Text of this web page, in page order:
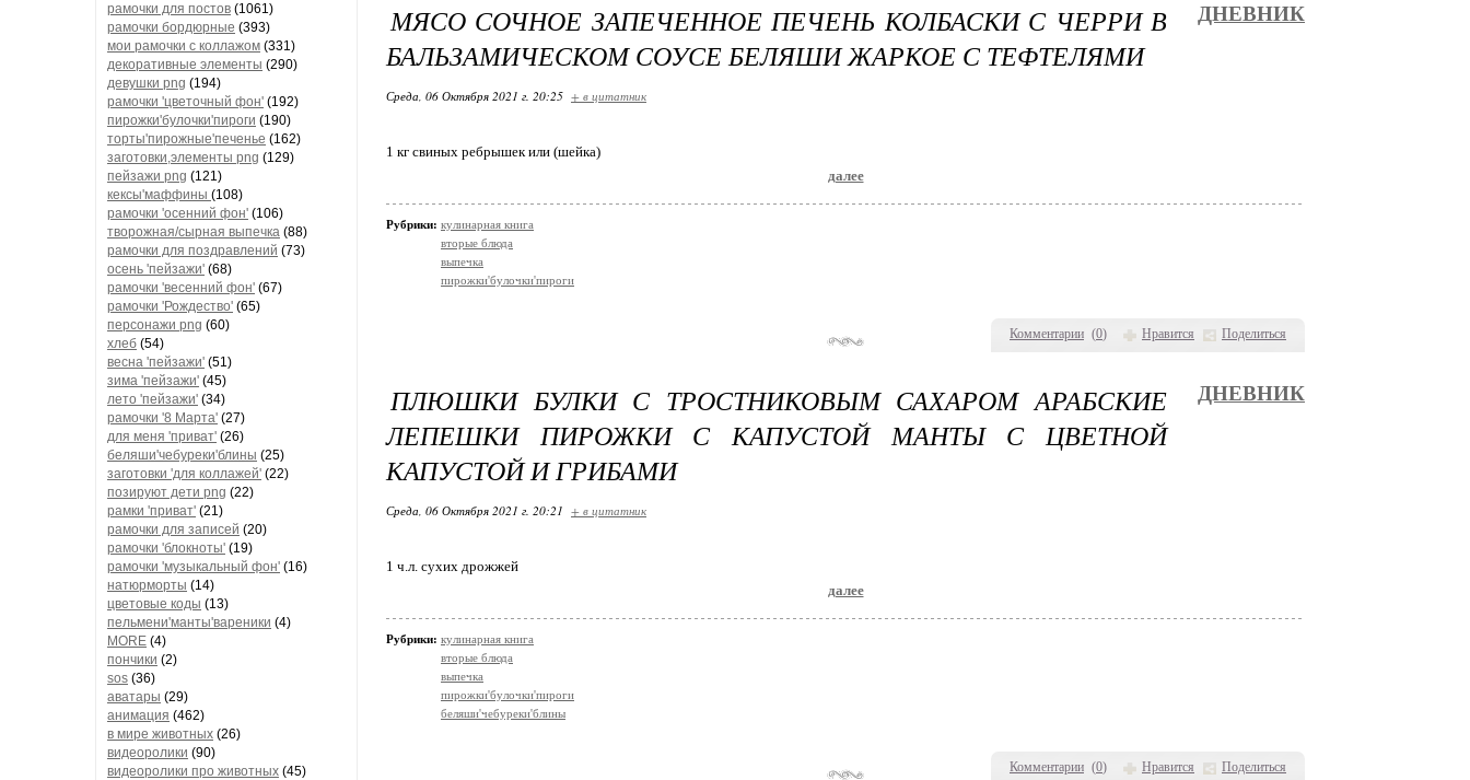
рамочки для постов (1061)
рамочки бордюрные (393)
мои рамочки с коллажом (331)
декоративные элементы (290)
девушки png (194)
рамочки 'цветочный фон' (192)
пирожки'булочки'пироги (190)
торты'пирожные'печенье (162)
заготовки,элементы png (129)
пейзажи png (121)
кексы'маффины (108)
рамочки 'осенний фон' (106)
творожная/сырная выпечка (88)
рамочки для поздравлений (73)
осень 'пейзажи' (68)
рамочки 'весенний фон' (67)
рамочки 'Рождество' (65)
персонажи png (60)
хлеб (54)
весна 'пейзажи' (51)
зима 'пейзажи' (45)
лето 'пейзажи' (34)
рамочки '8 Марта' (27)
для меня 'приват' (26)
беляши'чебуреки'блины (25)
заготовки 'для коллажей' (22)
позируют дети png (22)
рамки 'приват' (21)
рамочки для записей (20)
рамочки 'блокноты' (19)
рамочки 'музыкальный фон' (16)
натюрморты (14)
цветовые коды (13)
пельмени'манты'вареники (4)
MORE (4)
пончики (2)
sos (36)
аватары (29)
анимация (462)
в мире животных (26)
видеоролики (90)
видеоролики про животных (45)
Комментарии (0) Нравится Поделиться
МЯСО СОЧНОЕ ЗАПЕЧЕННОЕ ПЕЧЕНЬ КОЛБАСКИ С ЧЕРРИ В
БАЛЬЗАМИЧЕСКОМ СОУСЕ БЕЛЯШИ ЖАРКОЕ С ТЕФТЕЛЯМИ
ДНЕВНИК
Среда, 06 Октября 2021 г. 20:25 + в цитатник
1 кг свиных ребрышек или (шейка)
далее
Рубрики: кулинарная книга
вторые блюда
выпечка
пирожки'булочки'пироги
Комментарии (0) Нравится Поделиться
ПЛЮШКИ БУЛКИ С ТРОСТНИКОВЫМ САХАРОМ АРАБСКИЕ
ЛЕПЕШКИ ПИРОЖКИ С КАПУСТОЙ МАНТЫ С ЦВЕТНОЙ
КАПУСТОЙ И ГРИБАМИ
ДНЕВНИК
Среда, 06 Октября 2021 г. 20:21 + в цитатник
1 ч.л. сухих дрожжей
далее
Рубрики: кулинарная книга
вторые блюда
выпечка
пирожки'булочки'пироги
беляши'чебуреки'блины